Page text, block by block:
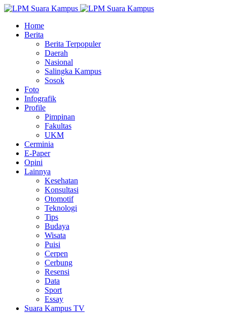
Home
Berita
Berita Terpopuler
Daerah
Nasional
Salingka Kampus
Sosok
Foto
Infografik
Profile
Pimpinan
Fakultas
UKM
Cerminia
E-Paper
Opini
Lainnya
Kesehatan
Konsultasi
Otomotif
Teknologi
Tips
Budaya
Wisata
Puisi
Cerpen
Cerbung
Resensi
Data
Sport
Essay
Suara Kampus TV